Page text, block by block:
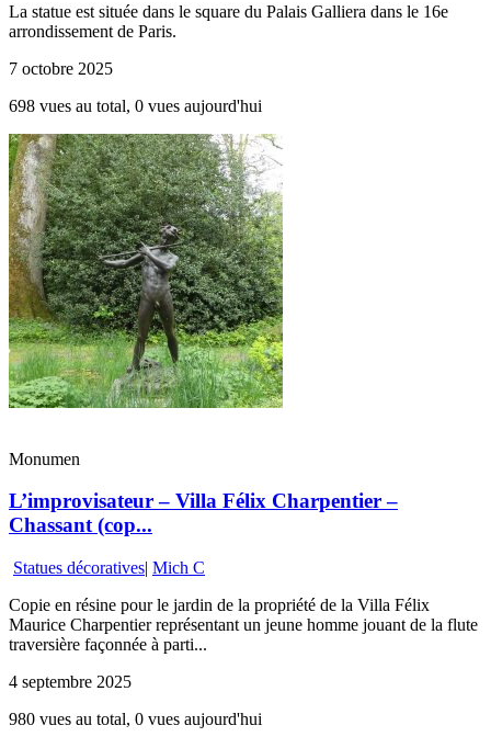
La statue est située dans le square du Palais Galliera dans le 16e
arrondissement de Paris.
7 octobre 2025
698 vues au total, 0 vues aujourd'hui
Monumen
L’improvisateur – Villa Félix Charpentier –
Chassant (cop...
Statues décoratives| Mich C
Copie en résine pour le jardin de la propriété de la Villa Félix
Maurice Charpentier représentant un jeune homme jouant de la flute
traversière façonnée à parti...
4 septembre 2025
980 vues au total, 0 vues aujourd'hui